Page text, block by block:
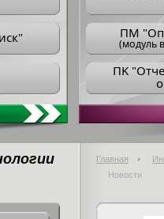
ПM
(модуль
ПK
Главная
Новости